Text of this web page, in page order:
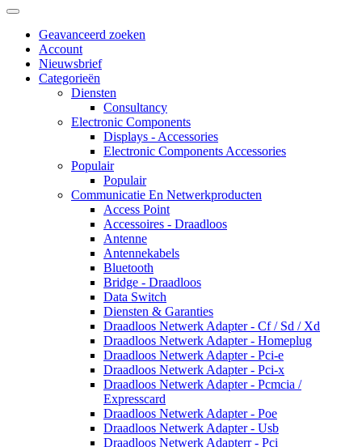
Geavanceerd zoeken
Account
Nieuwsbrief
Categorieën
Diensten
Consultancy
Electronic Components
Displays - Accessories
Electronic Components Accessories
Populair
Populair
Communicatie En Netwerkproducten
Access Point
Accessoires - Draadloos
Antenne
Antennekabels
Bluetooth
Bridge - Draadloos
Data Switch
Diensten & Garanties
Draadloos Netwerk Adapter - Cf / Sd / Xd
Draadloos Netwerk Adapter - Homeplug
Draadloos Netwerk Adapter - Pci-e
Draadloos Netwerk Adapter - Pci-x
Draadloos Netwerk Adapter - Pcmcia /
Expresscard
Draadloos Netwerk Adapter - Poe
Draadloos Netwerk Adapter - Usb
Draadloos Netwerk Adapterr - Pci